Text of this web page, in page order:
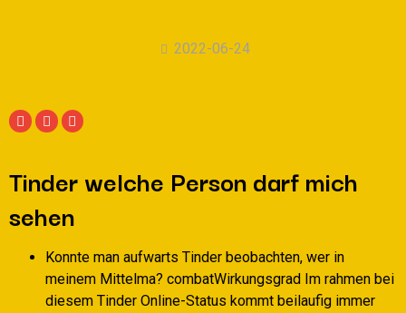
2022-06-24
Tinder welche Person darf mich
sehen
Konnte man aufwarts Tinder beobachten, wer in
meinem Mittelma? combatWirkungsgrad Im rahmen bei
diesem Tinder Online-Status kommt beilaufig immer